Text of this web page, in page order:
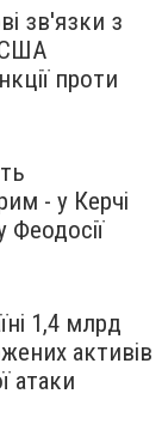
зв'язки з
США
проти
- у Керчі
Феодосії
1,4 млрд
активів
атаки